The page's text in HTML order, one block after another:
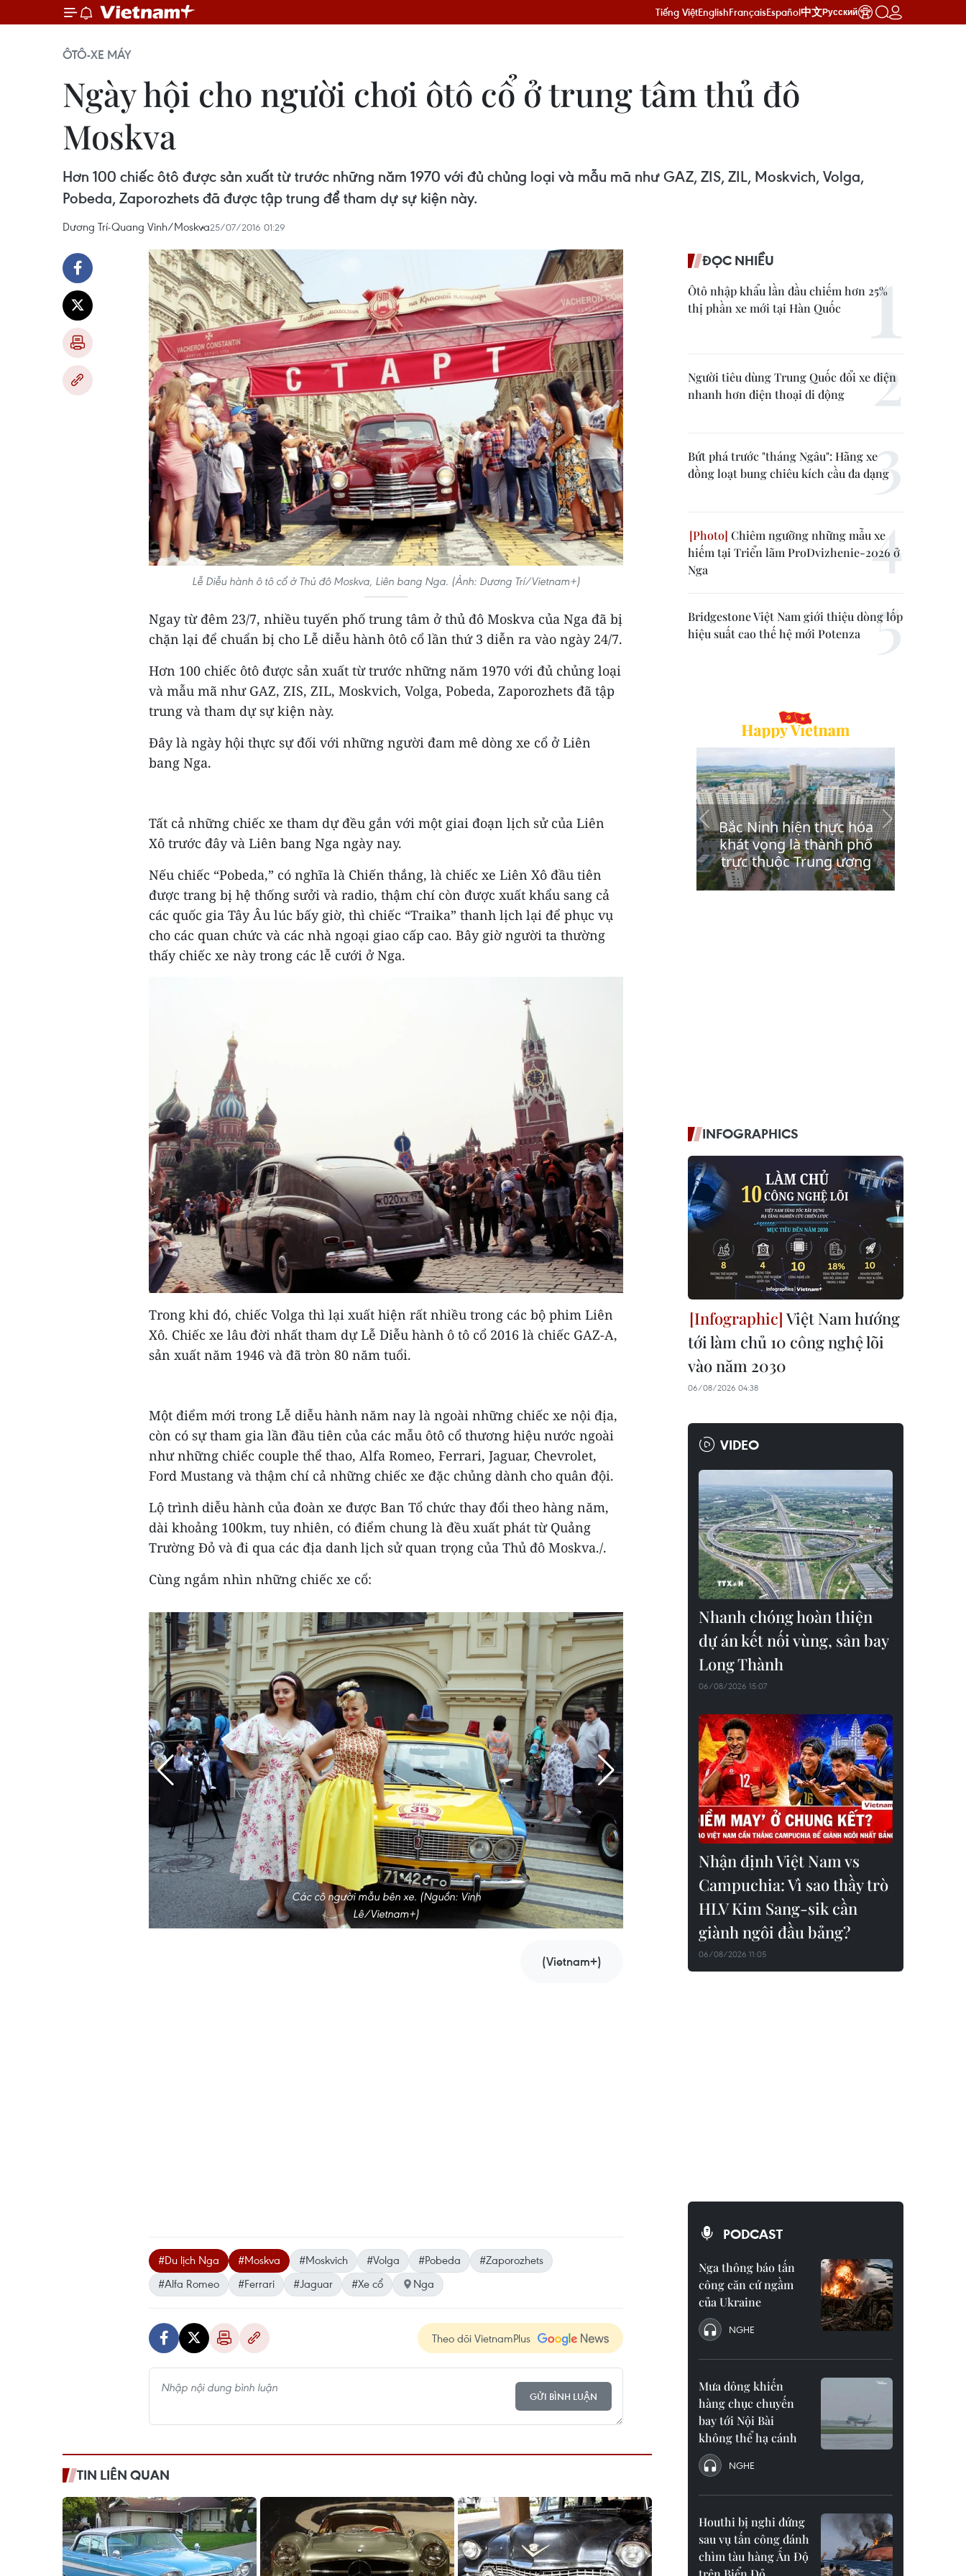
Tiếng ViệtEnglishFrançaisEspañol中文Русский
ÔTÔ-XE MÁY
Ngày hội cho người chơi ôtô cổ ở trung tâm thủ đô
Moskva
Hơn 100 chiếc ôtô được sản xuất từ trước những năm 1970 với đủ chủng loại và mẫu mã như GAZ, ZIS, ZIL, Moskvich, Volga,
Pobeda, Zaporozhets đã được tập trung để tham dự sự kiện này.
Dương Trí-Quang Vinh/Moskva25/07/2016 01:29
Lễ Diễu hành ô tô cổ ở Thủ đô Moskva, Liên bang Nga. (Ảnh: Dương Trí/Vietnam+)
Ngay từ đêm 23/7, nhiều tuyến phố trung tâm ở thủ đô Moskva của Nga đã bị
chặn lại để chuẩn bị cho Lễ diễu hành ôtô cổ lần thứ 3 diễn ra vào ngày 24/7.
Hơn 100 chiếc ôtô được sản xuất từ trước những năm 1970 với đủ chủng loại
và mẫu mã như GAZ, ZIS, ZIL, Moskvich, Volga, Pobeda, Zaporozhets đã tập
trung và tham dự sự kiện này.
Đây là ngày hội thực sự đối với những người đam mê dòng xe cổ ở Liên
bang Nga.
Tất cả những chiếc xe tham dự đều gắn với một giai đoạn lịch sử của Liên
Xô trước đây và Liên bang Nga ngày nay.
Nếu chiếc “Pobeda,” có nghĩa là Chiến thắng, là chiếc xe Liên Xô đầu tiên
được trang bị hệ thống sưởi và radio, thậm chí còn được xuất khẩu sang cả
các quốc gia Tây Âu lúc bấy giờ, thì chiếc “Traika” thanh lịch lại để phục vụ
cho các quan chức và các nhà ngoại giao cấp cao. Bây giờ người ta thường
thấy chiếc xe này trong các lễ cưới ở Nga.
Trong khi đó, chiếc Volga thì lại xuất hiện rất nhiều trong các bộ phim Liên
Xô. Chiếc xe lâu đời nhất tham dự Lễ Diễu hành ô tô cổ 2016 là chiếc GAZ-A,
sản xuất năm 1946 và đã tròn 80 năm tuổi.
Một điểm mới trong Lễ diễu hành năm nay là ngoài những chiếc xe nội địa,
còn có sự tham gia lần đầu tiên của các mẫu ôtô cổ thương hiệu nước ngoài
như những chiếc couple thể thao, Alfa Romeo, Ferrari, Jaguar, Chevrolet,
Ford Mustang và thậm chí cả những chiếc xe đặc chủng dành cho quân đội.
Lộ trình diễu hành của đoàn xe được Ban Tổ chức thay đổi theo hàng năm,
dài khoảng 100km, tuy nhiên, có điểm chung là đều xuất phát từ Quảng
Trường Đỏ và đi qua các địa danh lịch sử quan trọng của Thủ đô Moskva./.
Cùng ngắm nhìn những chiếc xe cổ:
Các cô người mẫu bên xe. (Nguồn: Vinh
Lê/Vietnam+)
Các cô người mẫu bên xe. (Ảnh:
Lê/Vietnam+)
(Vietnam+)
#Du lịch Nga #Moskva #Moskvich #Volga #Pobeda
#Zaporozhets
#Alfa Romeo
#Ferrari #Jaguar #Xe cổ Nga
Theo dõi VietnamPlus
GỬI BÌNH LUẬN
TIN LIÊN QUAN
ĐỌC NHIỀU
Ôtô nhập khẩu lần đầu chiếm hơn 25%
thị phần xe mới tại Hàn Quốc
Người tiêu dùng Trung Quốc đổi xe điện
nhanh hơn điện thoại di động
Bứt phá trước "tháng Ngâu": Hãng xe
đồng loạt bung chiêu kích cầu đa dạng
Chiêm ngưỡng những mẫu xe
hiếm tại Triển lãm ProDvizhenie-2026 ở
Nga
Bridgestone Việt Nam giới thiệu dòng lốp
hiệu suất cao thế hệ mới Potenza
INFOGRAPHICS
Việt Nam hướng
tới làm chủ 10 công nghệ lõi
vào năm 2030
06/08/2026 04:38
VIDEO
Nhanh chóng hoàn thiện
dự án kết nối vùng, sân bay
Long Thành
06/08/2026 15:07
Nhận định Việt Nam vs
Campuchia: Vì sao thầy trò
HLV Kim Sang-sik cần
giành ngôi đầu bảng?
06/08/2026 11:05
PODCAST
Nga thông báo tấn
công căn cứ ngầm
của Ukraine
NGHE
Mưa dông khiến
hàng chục chuyến
bay tới Nội Bài
không thể hạ cánh
NGHE
Houthi bị nghi đứng
sau vụ tấn công đánh
chìm tàu hàng Ấn Độ